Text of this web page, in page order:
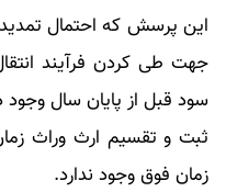
جهت طی کردن فرآیند
سود قبل از پایان سال وجود
ثبت و تقسیم ارث وراث
زمان فوق وجود ندارد.